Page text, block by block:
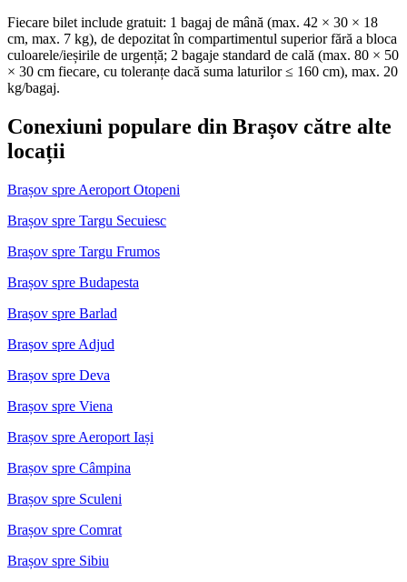
Fiecare bilet include gratuit: 1 bagaj de mână (max. 42 × 30 × 18
cm, max. 7 kg), de depozitat în compartimentul superior fără a bloca
culoarele/ieșirile de urgență; 2 bagaje standard de cală (max. 80 × 50
× 30 cm fiecare, cu toleranțe dacă suma laturilor ≤ 160 cm), max. 20
kg/bagaj.
Conexiuni populare din Brașov către alte
locații
Brașov spre Aeroport Otopeni
Brașov spre Targu Secuiesc
Brașov spre Targu Frumos
Brașov spre Budapesta
Brașov spre Barlad
Brașov spre Adjud
Brașov spre Deva
Brașov spre Viena
Brașov spre Aeroport Iași
Brașov spre Câmpina
Brașov spre Sculeni
Brașov spre Comrat
Brașov spre Sibiu